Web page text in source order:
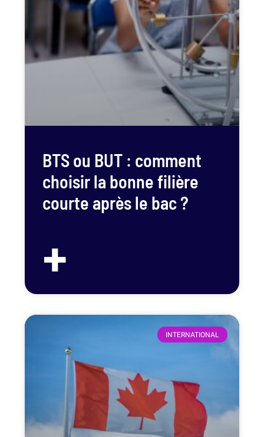
BTS ou BUT : comment
choisir la bonne filière
courte après le bac ?
+
INTERNATIONAL